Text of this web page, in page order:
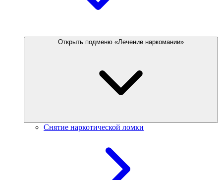
Открыть подменю «Лечение наркомании»
Снятие наркотической ломки